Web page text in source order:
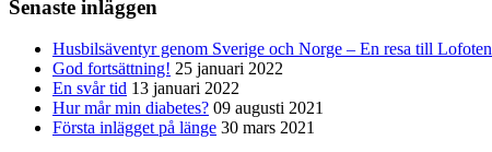
Senaste inläggen
Husbilsäventyr genom Sverige och Norge – En resa till Lofoten
God fortsättning! 25 januari 2022
En svår tid 13 januari 2022
Hur mår min diabetes? 09 augusti 2021
Första inlägget på länge 30 mars 2021